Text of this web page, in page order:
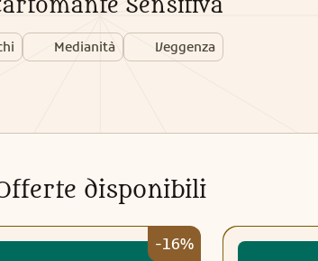
Sensitiva
Medianità Veggenza
disponibili
-16%